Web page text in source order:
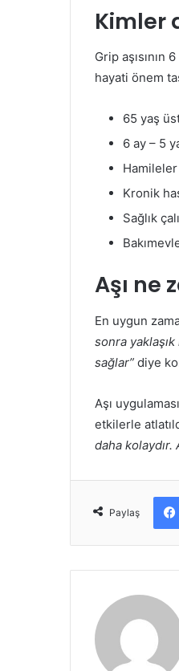
Kimler
Grip
hayati önem
65 yaş
6 ay – 5
Kronik
Sağlık
Aşı ne
En uygun
sonra
sağlar” diye
Aşı
etkilerle
daha
Paylaş